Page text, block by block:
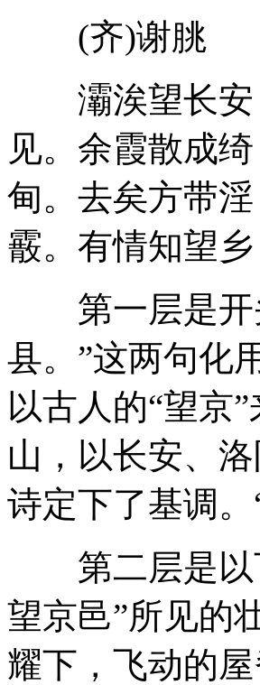
(齐)谢朓
灞涘望长安
见。余霞散成
甸。去矣方带
霰。有情知望
第一层是开
县。”这两句化
以古人的“望京
山，以长安、
诗定下了基调
第二层是以
望京邑”所见的
耀下，飞动的